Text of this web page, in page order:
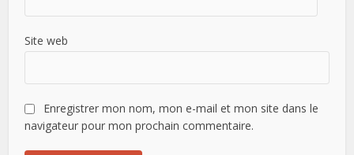
Site web
Enregistrer mon nom, mon e-mail et mon site dans le
navigateur pour mon prochain commentaire.